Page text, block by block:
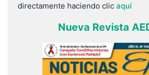
directamente haciendo clic aquí
Nueva Revista